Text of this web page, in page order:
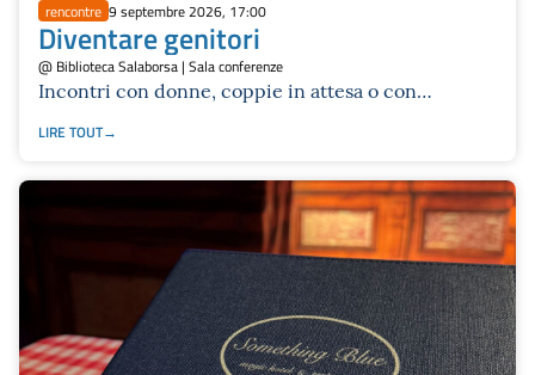
rencontre 9 septembre 2026, 17:00
Diventare genitori
@ Biblioteca Salaborsa | Sala conferenze
Incontri con donne, coppie in attesa o con
LIRE TOUT